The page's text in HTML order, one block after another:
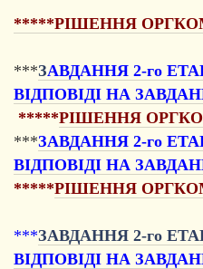
*****РІШЕННЯ
***ЗАВДАННЯ 2-го
ВІДПОВІДІ НА
*****РІШЕННЯ
***ЗАВДАННЯ 2-го
ВІДПОВІДІ НА
*****РІШЕННЯ
***ЗАВДАННЯ 2-го
ВІДПОВІДІ НА